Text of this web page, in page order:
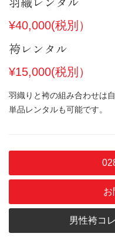
¥40,000(税別）
袴レンタル
¥15,000(税別）
羽織りと袴の組み合わせは
単品レンタルも可能です。
お
男性袴コ